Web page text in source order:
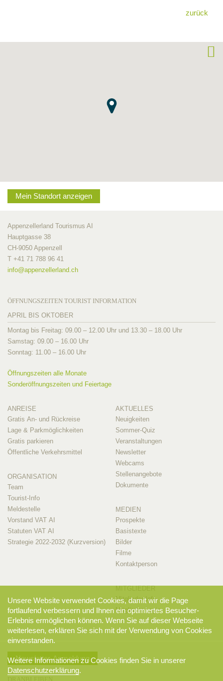
zurück
Mein Standort anzeigen
Appenzellerland Tourismus AI
Hauptgasse 38
CH-9050 Appenzell
T +41 71 788 96 41
info@appenzellerland.ch
ÖFFNUNGSZEITEN TOURIST INFORMATION
APRIL BIS OKTOBER
Montag bis Freitag: 09.00 – 12.00 Uhr und 13.30 – 18.00 Uhr
Samstag: 09.00 – 16.00 Uhr
Sonntag: 11.00 – 16.00 Uhr
Öffnungszeiten alle Monate
Sonderöffnungszeiten und Feiertage
ANREISE
Gratis An- und Rückreise
Lage & Parkmöglichkeiten
Gratis parkieren
Öffentliche Verkehrsmittel
ORGANISATION
Team
Tourist-Info
Meldestelle
Vorstand VAT AI
Statuten VAT AI
Strategie 2022-2032 (Kurzversion)
AKTUELLES
Neuigkeiten
Sommer-Quiz
Veranstaltungen
Newsletter
Webcams
Stellenangebote
Dokumente
MEDIEN
Prospekte
Basistexte
Bilder
Filme
Kontaktperson
Mitglieder-Info
Mitglieder-Login
Newsletter-Anmeldung
Unsere Website verwendet Cookies, damit wir die Page
fortlaufend verbessern und Ihnen ein optimiertes Besucher-
Erlebnis ermöglichen können. Wenn Sie auf dieser Webseite
weiterlesen, erklären Sie sich mit der Verwendung von Cookies
einverstanden.
Weitere Informationen zu Cookies finden Sie in unserer
Datenschutzerklärung.